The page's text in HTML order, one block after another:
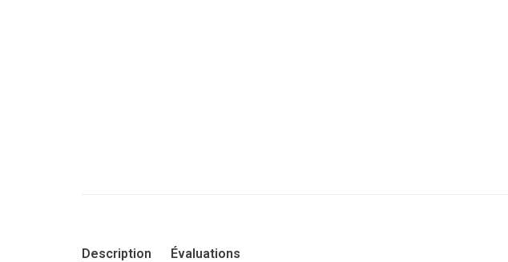
Description Évaluations